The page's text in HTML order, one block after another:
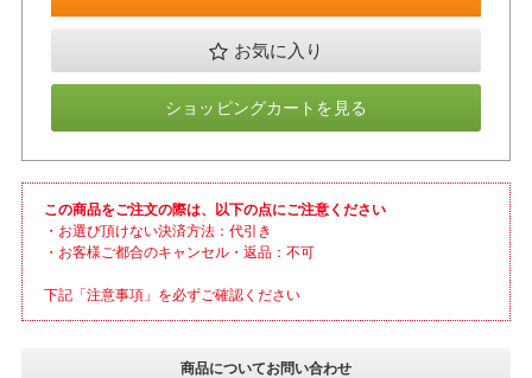
お気に入り
ショッピングカートを見る
この商品をご注文の際は、以下の点にご注意ください
・お選び頂けない決済方法：代引き
・お客様ご都合のキャンセル・返品：不可
下記「注意事項」を必ずご確認ください
商品についてお問い合わせ